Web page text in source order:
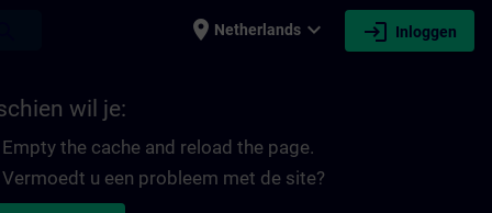
place Netherlands expand_more login Inloggen
wil je:
Empty the cache and reload the page.
Vermoedt u een probleem met de site?